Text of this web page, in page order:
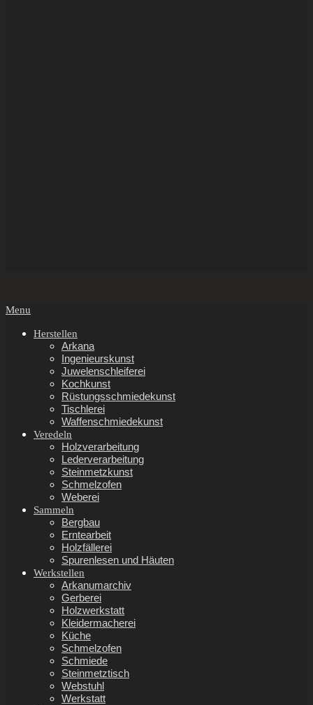
Secondary
Menu
Menu
Herstellen
Arkana
Ingenieurskunst
Juwelenschleiferei
Kochkunst
Rüstungsschmiedekunst
Tischlerei
Waffenschmiedekunst
Veredeln
Holzverarbeitung
Lederverarbeitung
Steinmetzkunst
Schmelzofen
Weberei
Sammeln
Bergbau
Erntearbeit
Holzfällerei
Spurenlesen und Häuten
Werkstellen
Arkanumarchiv
Gerberei
Holzwerkstatt
Kleidermacherei
Küche
Schmelzofen
Schmiede
Steinmetztisch
Webstuhl
Werkstatt